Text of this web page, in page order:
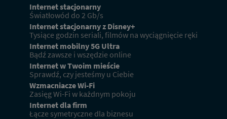
Internet stacjonarny
Światłowód do 2 Gb/s
Internet stacjonarny z Disney+
Tysiące godzin seriali, filmów na wyciągnięcie ręki
Internet mobilny 5G Ultra
Bądź zawsze i wszędzie online
Internet w Twoim mieście
Sprawdź, czy jesteśmy u Ciebie
Wzmacniacze Wi-Fi
Zasięg Wi-Fi w każdnym pokoju
Internet dla firm
Łącze symetryczne dla biznesu
Obecni klienci
Masz już usługi od Netii? Sprawdź ofertę dla obecnych
klientów
do
dla